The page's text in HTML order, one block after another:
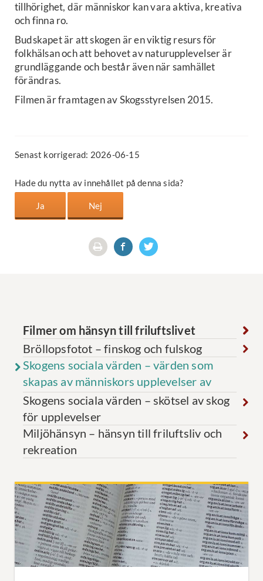
tillhörighet, där människor kan vara aktiva, kreativa
och finna ro.
Budskapet är att skogen är en viktig resurs för
folkhälsan och att behovet av naturupplevelser är
grundläggande och består även när samhället
förändras.
Filmen är framtagen av Skogsstyrelsen 2015.
Senast korrigerad: 2026-06-15
Hade du nytta av innehållet på denna sida?
Filmer om hänsyn till friluftslivet
Bröllopsfotot – finskog och fulskog
Skogens sociala värden – värden som
skapas av människors upplevelser av
skogen
Skogens sociala värden – skötsel av skog
för upplevelser
Miljöhänsyn – hänsyn till friluftsliv och
rekreation